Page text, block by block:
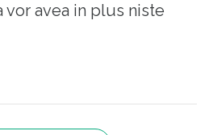
vor avea in plus niste